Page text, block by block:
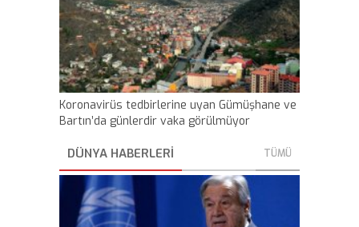
Koronavirüs tedbirlerine uyan Gümüşhane ve
Bartın’da günlerdir vaka görülmüyor
DÜNYA HABERLERİ TÜMÜ